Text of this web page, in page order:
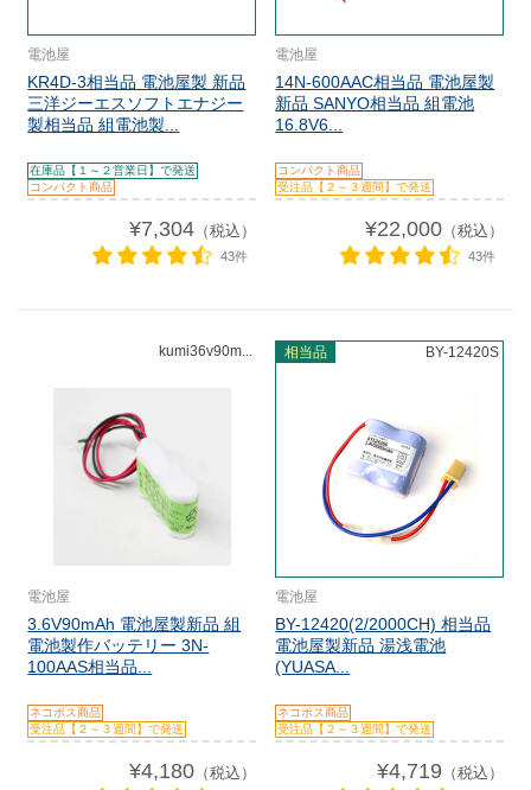
電池屋
KR4D-3相当品 電池屋製 新品
三洋ジーエスソフトエナジー
製相当品 組電池製...
在庫品【１～２営業日】で発送
コンパクト商品
¥7,304（税込）
43件
電池屋
14N-600AAC相当品 電池屋製
新品 SANYO相当品 組電池
16.8V6...
コンパクト商品
受注品【２～３週間】で発送
¥22,000（税込）
43件
kumi36v90m...
電池屋
3.6V90mAh 電池屋製新品 組
電池製作バッテリー 3N-
100AAS相当品...
ネコポス商品
受注品【２～３週間】で発送
¥4,180（税込）
相当品 BY-12420S
電池屋
BY-12420(2/2000CH) 相当品
電池屋製新品 湯浅電池
(YUASA...
ネコポス商品
受注品【２～３週間】で発送
¥4,719 （税込）